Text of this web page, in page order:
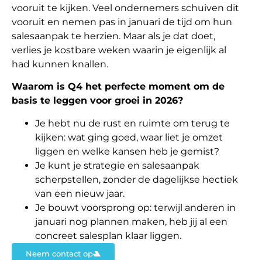
vooruit te kijken. Veel ondernemers schuiven dit
vooruit en nemen pas in januari de tijd om hun
salesaanpak te herzien. Maar als je dat doet,
verlies je kostbare weken waarin je eigenlijk al
had kunnen knallen.
Waarom is Q4 het perfecte moment om de
basis te leggen voor groei in 2026?
Je hebt nu de rust en ruimte om terug te
kijken: wat ging goed, waar liet je omzet
liggen en welke kansen heb je gemist?
Je kunt je strategie en salesaanpak
scherpstellen, zonder de dagelijkse hectiek
van een nieuw jaar.
Je bouwt voorsprong op: terwijl anderen in
januari nog plannen maken, heb jij al een
concreet salesplan klaar liggen.
Neem contact op